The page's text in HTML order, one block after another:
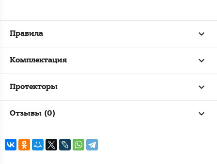
Правила
Комплектация
Протекторы
Отзывы (0)